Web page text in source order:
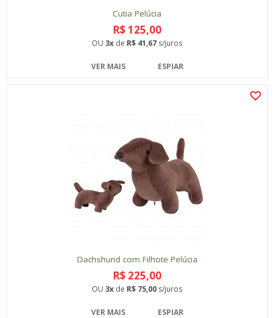
Cutia Pelúcia
R$ 125,00
OU 3x de R$ 41,67 s/juros
VER MAIS ESPIAR
Dachshund com Filhote Pelúcia
R$ 225,00
OU 3x de R$ 75,00 s/juros
VER MAIS ESPIAR